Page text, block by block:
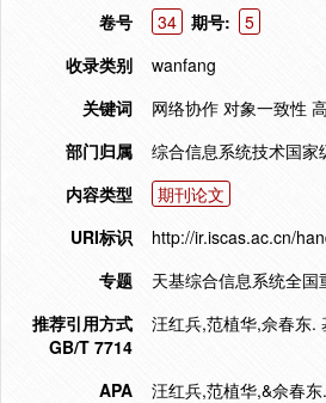
卷号
34 期号:
5
收录类别
wanfang
关键词
网络协作 对象一致性
部门归属
综合信息系统技术国家
内容类型
期刊论文
URI标识
http://ir.iscas.ac.cn/
专题
天基综合信息系统全国
推荐引用方式
GB/T 7714
汪红兵,范植华,佘春东.
APA
汪红兵,范植华,&佘春